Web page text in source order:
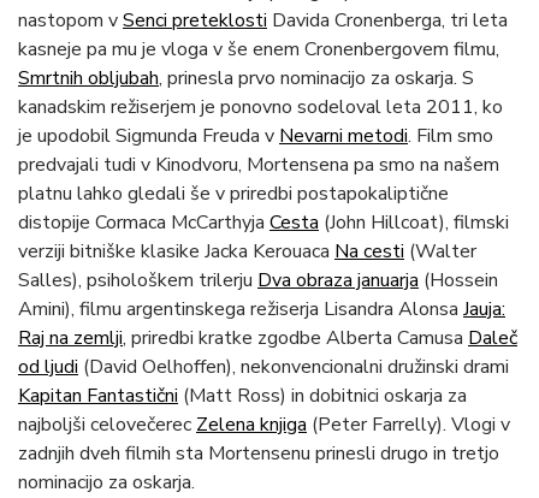
nastopom vSenci preteklosti Davida Cronenberga, tri leta
kasneje pa mu je vloga v še enem Cronenbergovem filmu,
Smrtnih obljubah, prinesla prvo nominacijo za oskarja. S
kanadskim režiserjem je ponovno sodeloval leta 2011, ko
je upodobil Sigmunda Freuda v Nevarni metodi. Film smo
predvajali tudi v Kinodvoru, Mortensena pa smo na našem
platnu lahko gledali še v priredbi postapokaliptične
distopije Cormaca McCarthyja Cesta (John Hillcoat), filmski
verziji bitniške klasike Jacka Kerouaca Na cesti (Walter
Salles), psihološkem trilerju Dva obraza januarja (Hossein
Amini), filmu argentinskega režiserja Lisandra Alonsa Jauja:
Raj na zemlji, priredbi kratke zgodbe Alberta Camusa Daleč
od ljudi (David Oelhoffen), nekonvencionalni družinski drami
Kapitan Fantastični (Matt Ross) in dobitnici oskarja za
najboljši celovečerec Zelena knjiga (Peter Farrelly). Vlogi v
zadnjih dveh filmih sta Mortensenu prinesli drugo in tretjo
nominacijo za oskarja.